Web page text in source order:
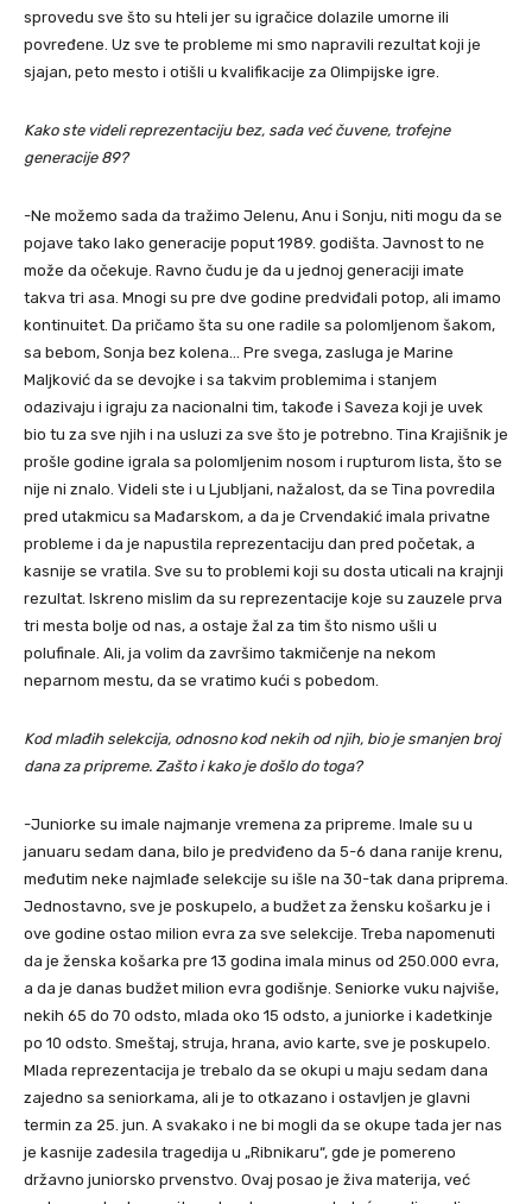
sprovedu sve što su hteli jer su igračice dolazile umorne ili
povređene. Uz sve te probleme mi smo napravili rezultat koji je
sjajan, peto mesto i otišli u kvalifikacije za Olimpijske igre.
Kako ste videli reprezentaciju bez, sada već čuvene, trofejne
generacije 89?
-Ne možemo sada da tražimo Jelenu, Anu i Sonju, niti mogu da se
pojave tako lako generacije poput 1989. godišta. Javnost to ne
može da očekuje. Ravno čudu je da u jednoj generaciji imate
takva tri asa. Mnogi su pre dve godine predviđali potop, ali imamo
kontinuitet. Da pričamo šta su one radile sa polomljenom šakom,
sa bebom, Sonja bez kolena… Pre svega, zasluga je Marine
Maljković da se devojke i sa takvim problemima i stanjem
odazivaju i igraju za nacionalni tim, takođe i Saveza koji je uvek
bio tu za sve njih i na usluzi za sve što je potrebno. Tina Krajišnik je
prošle godine igrala sa polomljenim nosom i rupturom lista, što se
nije ni znalo. Videli ste i u Ljubljani, nažalost, da se Tina povredila
pred utakmicu sa Mađarskom, a da je Crvendakić imala privatne
probleme i da je napustila reprezentaciju dan pred početak, a
kasnije se vratila. Sve su to problemi koji su dosta uticali na krajnji
rezultat. Iskreno mislim da su reprezentacije koje su zauzele prva
tri mesta bolje od nas, a ostaje žal za tim što nismo ušli u
polufinale. Ali, ja volim da završimo takmičenje na nekom
neparnom mestu, da se vratimo kući s pobedom.
Kod mlađih selekcija, odnosno kod nekih od njih, bio je smanjen broj
dana za pripreme. Zašto i kako je došlo do toga?
-Juniorke su imale najmanje vremena za pripreme. Imale su u
januaru sedam dana, bilo je predviđeno da 5-6 dana ranije krenu,
međutim neke najmlađe selekcije su išle na 30-tak dana priprema.
Jednostavno, sve je poskupelo, a budžet za žensku košarku je i
ove godine ostao milion evra za sve selekcije. Treba napomenuti
da je ženska košarka pre 13 godina imala minus od 250.000 evra,
a da je danas budžet milion evra godišnje. Seniorke vuku najviše,
nekih 65 do 70 odsto, mlada oko 15 odsto, a juniorke i kadetkinje
po 10 odsto. Smeštaj, struja, hrana, avio karte, sve je poskupelo.
Mlada reprezentacija je trebalo da se okupi u maju sedam dana
zajedno sa seniorkama, ali je to otkazano i ostavljen je glavni
termin za 25. jun. A svakako i ne bi mogli da se okupe tada jer nas
je kasnije zadesila tragedija u „Ribnikaru“, gde je pomereno
državno juniorsko prvenstvo. Ovaj posao je živa materija, već